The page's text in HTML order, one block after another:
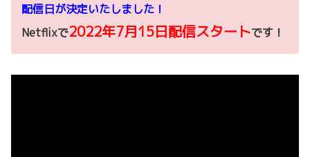
配信日が決定いたしました！
Netflixで2022年7月15日配信スタートです！